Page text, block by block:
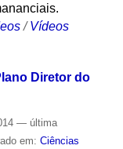
/Vídeos
Diretor do
— última
em: Ciências